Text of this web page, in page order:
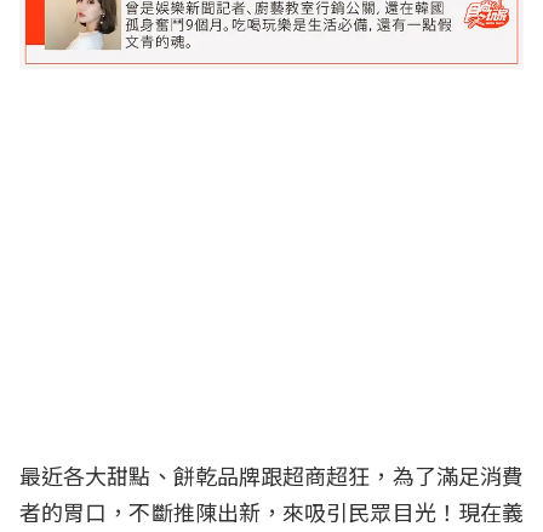
最近各大甜點、餅乾品牌跟超商超狂，為了滿足消費
者的胃口，不斷推陳出新，來吸引民眾目光！現在義